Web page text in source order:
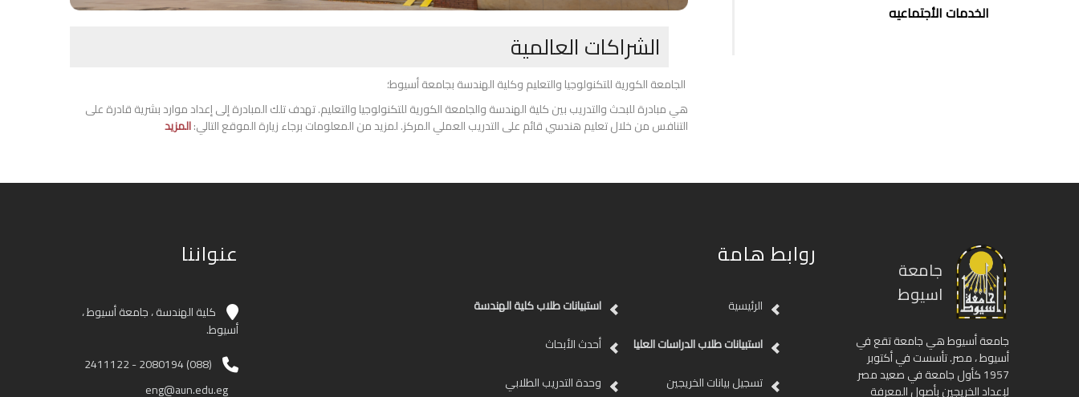
الشراكات العالمية
الجامعة الكورية للتكنولوجيا والتعليم وكلية الهندسة بجامعة أسيوط؛
هي مبادرة للبحث والتدريب بين كلية الهندسة والجامعة الكورية للتكنولوجيا والتعليم. تهدف تلك المبادرة إلى إعداد موارد بشرية قادرة على
التنافس من خلال تعليم هندسي قائم على التدريب العملي المركز. لمزيد من المعلومات برجاء زيارة الموقع التالي:المزيد
الخدمات الأجتماعيه
جامعة
اسيوط
جامعة أسيوط هي جامعة تقع في
أسيوط ، مصر. تأسست في أكتوبر
1957 كأول جامعة في صعيد مصر
لإعداد الخريجين بأصول المعرفة
روابط هامة
الرئيسية
استبيانات طلاب كلية الهندسة
استبيانات طلاب الدراسات العليا
أحدث الأبحاث
تسجيل بيانات الخريجين
وحدة التدريب الطلابي
عنواننا
كلية الهندسة ، جامعة أسيوط ،
أسيوط.
(088) 2080194 - 2411122